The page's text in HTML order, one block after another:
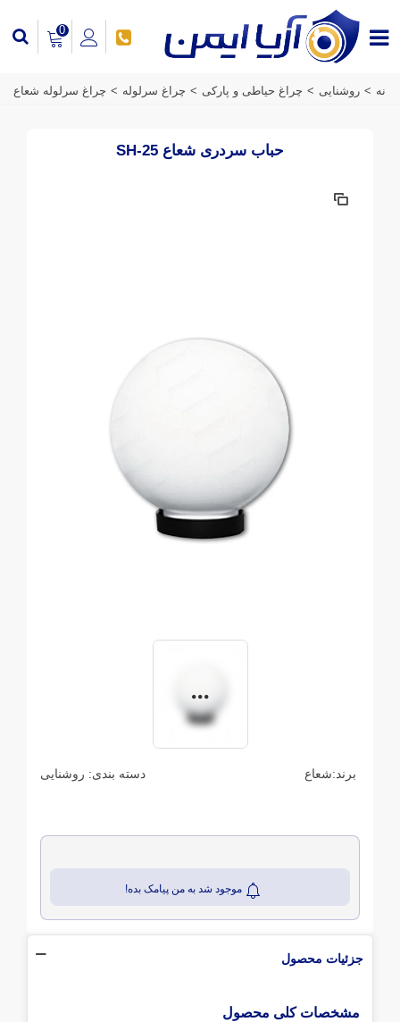
0
خانه > روشنایی > چراغ حیاطی و پارکی > چراغ سرلوله > چراغ سرلوله شعاع
حباب سردری شعاع SH-25
برند:شعاع دسته بندی: روشنایی
موجود شد به من پیامک بده!
جزئیات محصول
مشخصات کلی محصول